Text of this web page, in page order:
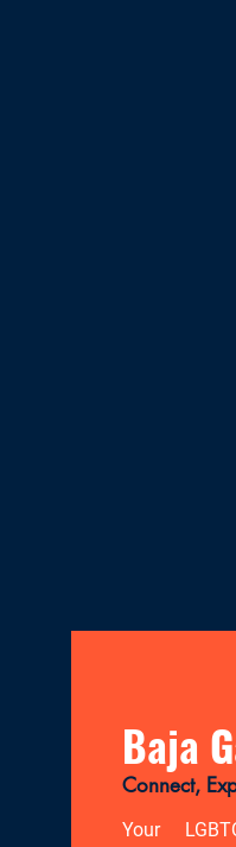
Baja
Connect,
Your